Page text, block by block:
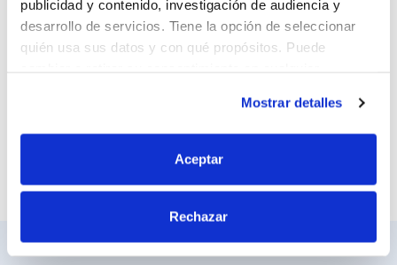
publicidad y contenido, investigación de audiencia y
desarrollo de servicios. Tiene la opción de seleccionar
quién usa sus datos y con qué propósitos. Puede
Si lo permite, también quisiéramos:
Identificar su dispositivo analizándolo activamente
Mostrar detalles
Aceptar
Rechazar
Sitio web